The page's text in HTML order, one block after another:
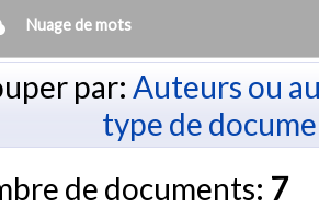
Nuage de mots
par: Auteurs ou
type de
de documents: 7